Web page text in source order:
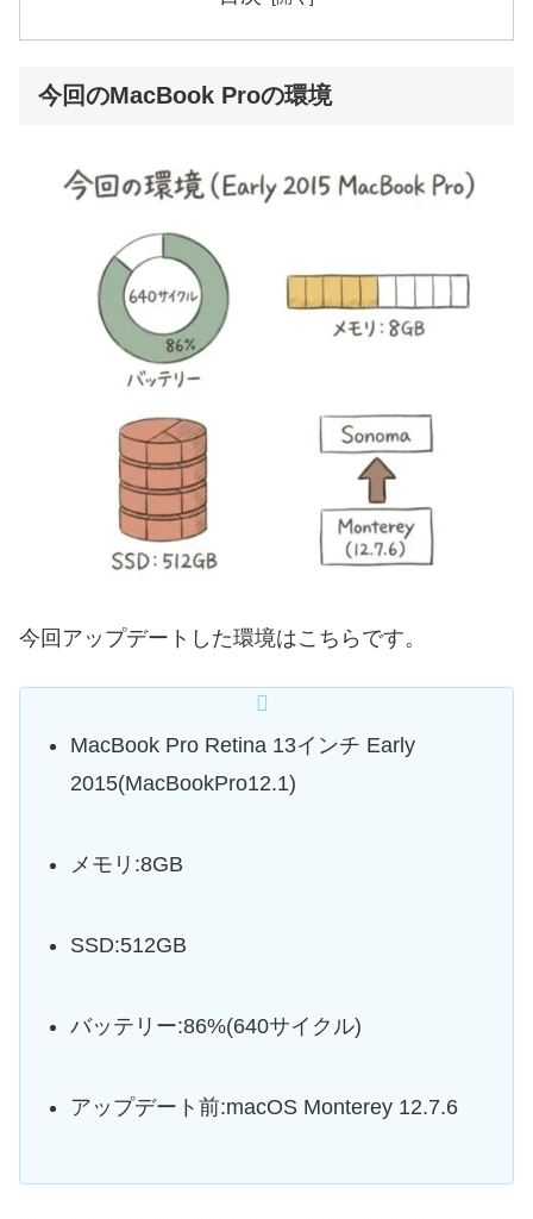
今回のMacBook Proの環境
今回アップデートした環境はこちらです。
MacBook Pro Retina 13インチ Early
2015(MacBookPro12.1)
メモリ:8GB
SSD:512GB
バッテリー:86%(640サイクル)
アップデート前:macOS Monterey 12.7.6